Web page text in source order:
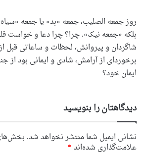
روز جمعه الصلیب، جمعه «بد» یا جمعه
بلکه «جمعه نیک». چرا؟ چرا دعا و خواست
شاگردان و پیروانش، لحظات و ساعاتی
برخوردای از آرامش،‌ شادی و ایمانی بود
ایمان خود؟
دیدگاهتان را بنویسید
نشانی ایمیل شما منتشر نخواهد شد.
علامت‌گذاری شده‌اند*